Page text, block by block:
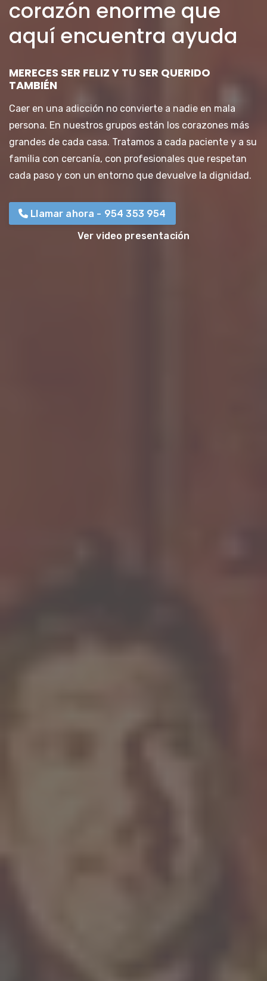
corazón enorme que
aquí encuentra ayuda
MERECES SER FELIZ Y TU SER QUERIDO
TAMBIÉN
Caer en una adicción no convierte a nadie en mala
persona. En nuestros grupos están los corazones más
grandes de cada casa. Tratamos a cada paciente y a su
familia con cercanía, con profesionales que respetan
cada paso y con un entorno que devuelve la dignidad.
Llamar ahora - 954 353 954
Ver video presentación